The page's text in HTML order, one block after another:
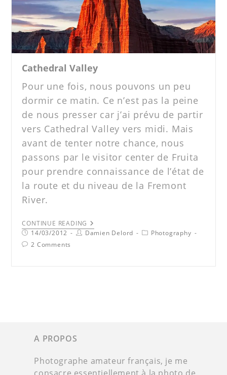
Cathedral Valley
Pour une fois, nous pouvons un peu
dormir ce matin. Ce n’est pas la peine
de nous presser car j’ai prévu de partir
vers Cathedral Valley vers midi. Mais
avant de tenter notre chance, nous
passons par le visitor center de Fruita
pour prendre connaissance de l’état de
la route et du niveau de la Fremont
River.
CONTINUE READING
14/03/2012
Damien Delord
Photography
2 Comments
A PROPOS
Photographe amateur français, je me
consacre essentiellement à la photo de